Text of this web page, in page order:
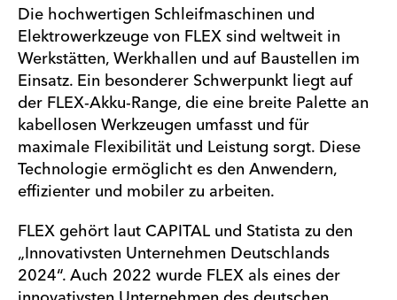
Die hochwertigen Schleifmaschinen und
Elektrowerkzeuge von FLEX sind weltweit in
Werkstätten, Werkhallen und auf Baustellen im
Einsatz. Ein besonderer Schwerpunkt liegt auf
der FLEX-Akku-Range, die eine breite Palette an
kabellosen Werkzeugen umfasst und für
maximale Flexibilität und Leistung sorgt. Diese
Technologie ermöglicht es den Anwendern,
effizienter und mobiler zu arbeiten.
FLEX gehört laut CAPITAL und Statista zu den
„Innovativsten Unternehmen Deutschlands
2024“. Auch 2022 wurde FLEX als eines der